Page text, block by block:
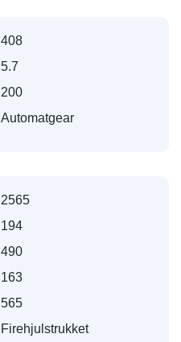
408
5.7
200
Automatgear
2565
194
490
163
565
Firehjulstrukket